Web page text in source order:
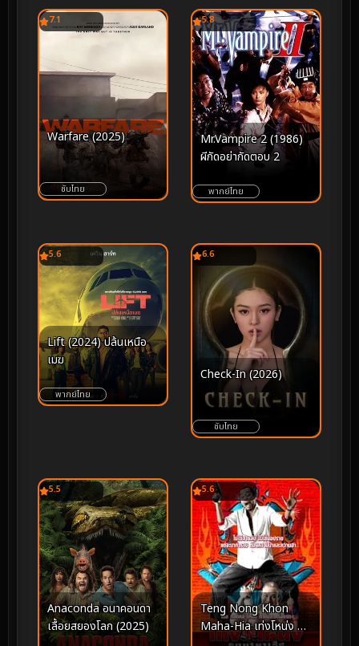
7.1
Warfare (2025)
ซับไทย
5.8
Mr.Vampire 2 (1986)
ผีกัดอย่ากัดตอบ 2
พากย์ไทย
5.6
Lift (2024) ปล้นเหนือ
เมฆ
พากย์ไทย
6.6
Check-In (2026)
ซับไทย
5.5
Anaconda อนาคอนดา
เลื้อยสยองโลก (2025)
5.6
Teng Nong Khon
Maha-Hia เท่งโหน่ง คน